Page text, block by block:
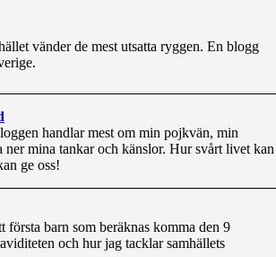
vänder de mest utsatta ryggen. En blogg
handlar mest om min pojkvän, min
mina tankar och känslor. Hur svårt livet kan
ge oss!
barn som beräknas komma den 9
och hur jag tacklar samhällets